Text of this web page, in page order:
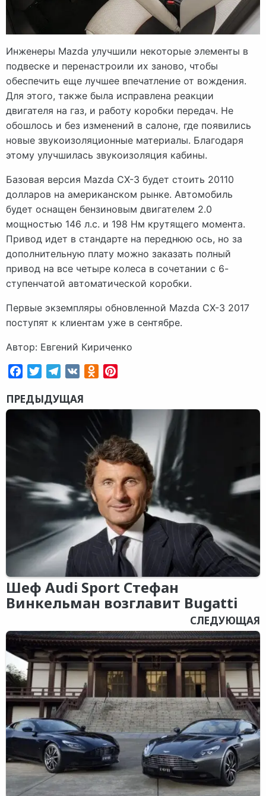
Инженеры Mazda улучшили некоторые элементы в
подвеске и перенастроили их заново, чтобы
обеспечить еще лучшее впечатление от вождения.
Для этого, также была исправлена реакции
двигателя на газ, и работу коробки передач. Не
обошлось и без изменений в салоне, где появились
новые звукоизоляционные материалы. Благодаря
этому улучшилась звукоизоляция кабины.
Базовая версия Mazda CX-3 будет стоить 20110
долларов на американском рынке. Автомобиль
будет оснащен бензиновым двигателем 2.0
мощностью 146 л.с. и 198 Нм крутящего момента.
Привод идет в стандарте на переднюю ось, но за
дополнительную плату можно заказать полный
привод на все четыре колеса в сочетании с 6-
ступенчатой автоматической коробки.
Первые экземпляры обновленной Mazda CX-3 2017
поступят к клиентам уже в сентябре.
Автор: Евгений Кириченко
FacebookTwitterTelegram
VK Odnoklassniki
ПРЕДЫДУЩАЯ
Шеф Audi Sport Стефан
Винкельман возглавит Bugatti
СЛЕДУЮЩАЯ